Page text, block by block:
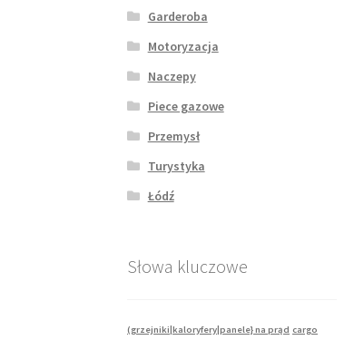
Garderoba
Motoryzacja
Naczepy
Piece gazowe
Przemysł
Turystyka
Łódź
Słowa kluczowe
(grzejniki|kaloryfery|panele} na prąd cargo